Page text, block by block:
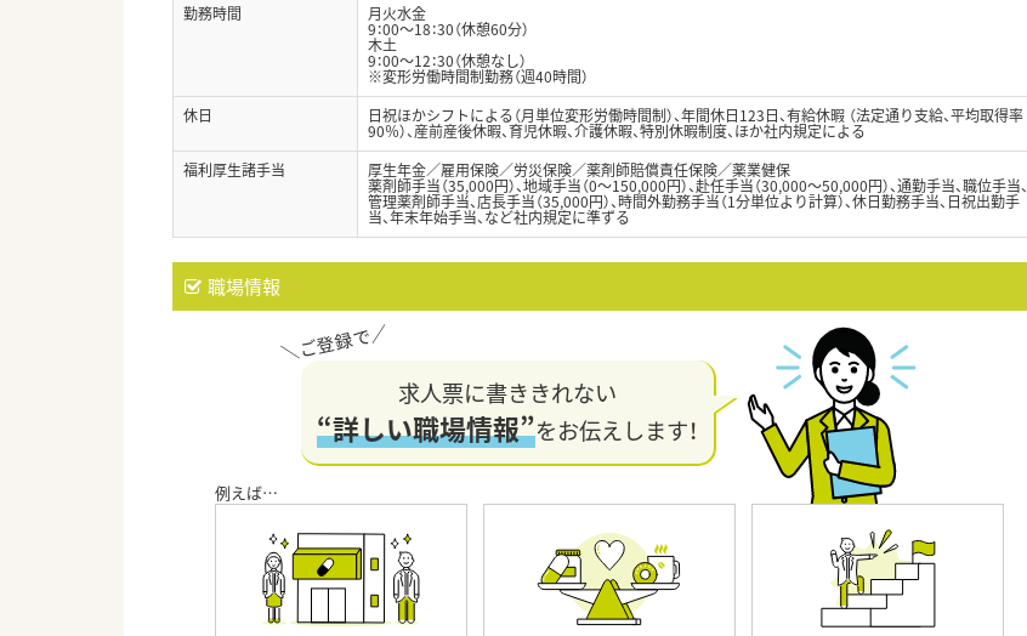
勤務時間
月火水金
9：00～18：30（休憩60分）
木土
9：00～12：30（休憩なし）
※変形労働時間制勤務（週40時間）
休日
日祝ほかシフトによる（月単位変形労働時間制）、年間休日123日、有給休暇 （法定通り支給、平均取得率
90％）、産前産後休暇、育児休暇、介護休暇、特別休暇制度、ほか社内規定による
福利厚生諸手当
厚生年金／雇用保険／労災保険／薬剤師賠償責任保険／薬業健保
薬剤師手当（35,000円）、地域手当（0～150,000円）、赴任手当（30,000～50,000円）、通勤手当、職位手当、
管理薬剤師手当、店長手当（35,000円）、時間外勤務手当（1分単位より計算）、休日勤務手当、日祝出勤手
当、年末年始手当、など社内規定に準ずる
職場情報
求人票に書ききれない
“詳しい職場情報”をお伝えします！